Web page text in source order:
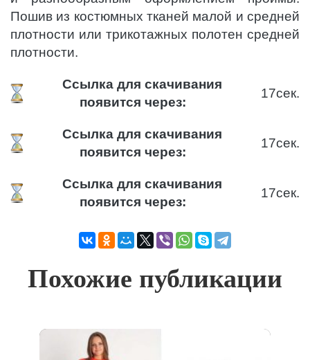
Пошив из костюмных тканей малой и средней
плотности или трикотажных полотен средней
плотности.
Ссылка для скачивания
появится через:
17сек.
Ссылка для скачивания
появится через:
17сек.
Ссылка для скачивания
появится через:
17сек.
Похожие публикации